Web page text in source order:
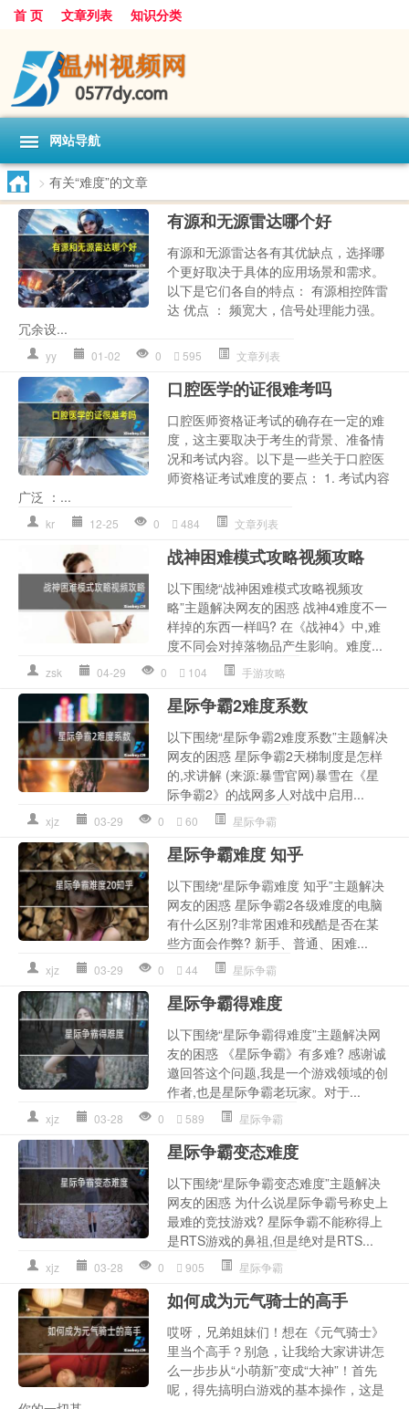
首 页 文章列表 知识分类
网站导航
> 有关“难度”的文章
有源和无源雷达哪个好
有源和无源雷达各有其优缺点，选择哪
个更好取决于具体的应用场景和需求。
以下是它们各自的特点： 有源相控阵雷
达 优点 ： 频宽大，信号处理能力强。
冗余设...
yy 01-02 0 595 文章列表
口腔医学的证很难考吗
口腔医师资格证考试的确存在一定的难
度，这主要取决于考生的背景、准备情
况和考试内容。以下是一些关于口腔医
师资格证考试难度的要点： 1. 考试内容
广泛 ：...
kr 12-25 0 484 文章列表
战神困难模式攻略视频攻略
以下围绕“战神困难模式攻略视频攻
略”主题解决网友的困惑 战神4难度不一
样掉的东西一样吗? 在《战神4》中,难
度不同会对掉落物品产生影响。难度...
zsk 04-29 0 104 手游攻略
星际争霸2难度系数
以下围绕“星际争霸2难度系数”主题解决
网友的困惑 星际争霸2天梯制度是怎样
的,求讲解 (来源:暴雪官网)暴雪在《星
际争霸2》的战网多人对战中启用...
xjz 03-29 0 60 星际争霸
星际争霸难度 知乎
以下围绕“星际争霸难度 知乎”主题解决
网友的困惑 星际争霸2各级难度的电脑
有什么区别?非常困难和残酷是否在某
些方面会作弊? 新手、普通、困难...
xjz 03-29 0 44 星际争霸
星际争霸得难度
以下围绕“星际争霸得难度”主题解决网
友的困惑 《星际争霸》有多难? 感谢诚
邀回答这个问题,我是一个游戏领域的创
作者,也是星际争霸老玩家。对于...
xjz 03-28 0 589 星际争霸
星际争霸变态难度
以下围绕“星际争霸变态难度”主题解决
网友的困惑 为什么说星际争霸号称史上
最难的竞技游戏? 星际争霸不能称得上
是RTS游戏的鼻祖,但是绝对是RTS...
xjz 03-28 0 905 星际争霸
如何成为元气骑士的高手
哎呀，兄弟姐妹们！想在《元气骑士》
里当个高手？别急，让我给大家讲讲怎
么一步步从“小萌新”变成“大神”！首先
呢，得先搞明白游戏的基本操作，这是